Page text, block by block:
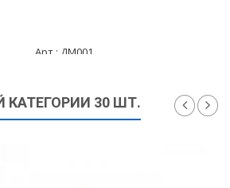
Арт.: ДМ001
КАТЕГОРИИ 30 ШТ.